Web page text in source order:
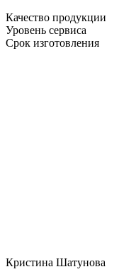
Качество продукции
Уровень сервиса
Срок изготовления
Кристина Шатунова